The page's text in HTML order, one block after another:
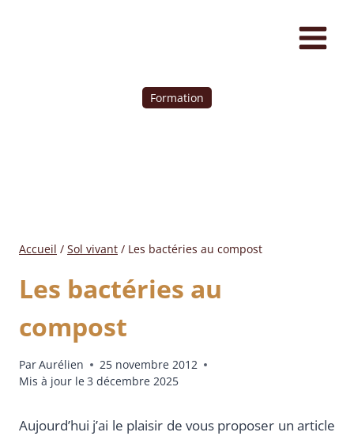
Formation
Accueil / Sol vivant / Les bactéries au compost
Les bactéries au
compost
ParAurélien
25 novembre 2012
Mis à jour le3 décembre 2025
Aujourd’hui j’ai le plaisir de vous proposer un article